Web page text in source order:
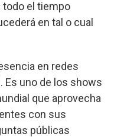
todo el tiempo
en tal o cual
en redes
Es uno de los shows
que aprovecha
con sus
públicas